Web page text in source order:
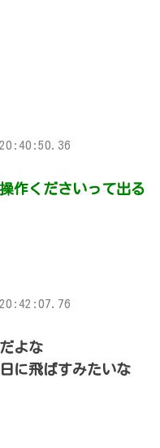
作くださいって出る
よな
に飛ばすみたいな